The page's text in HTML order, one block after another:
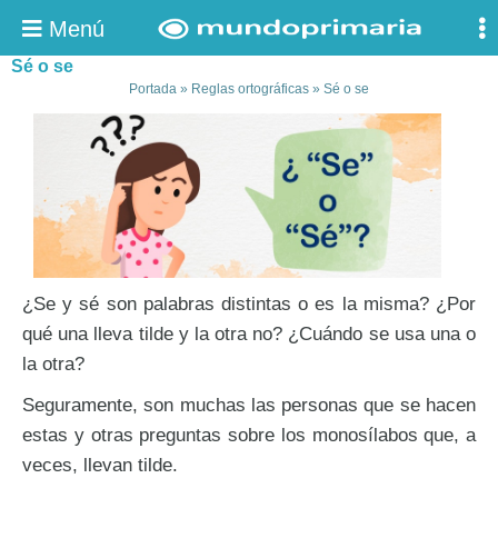
Menú
Sé o se
Portada » Reglas ortográficas » Sé o se
¿Se y sé son palabras distintas o es la misma? ¿Por
qué una lleva tilde y la otra no? ¿Cuándo se usa una o
la otra?
Seguramente, son muchas las personas que se hacen
estas y otras preguntas sobre los monosílabos que, a
veces, llevan tilde.